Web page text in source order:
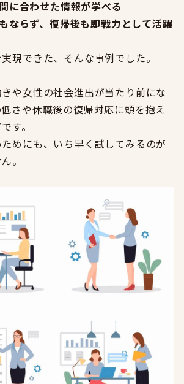
に合わせた情報が学べる
ならず、復帰後も即戦力として活躍
現できた、そんな事例でした。
や女性の社会進出が当たり前にな
さや休職後の復帰対応に頭を抱え
す。
めにも、いち早く試してみるのが
。